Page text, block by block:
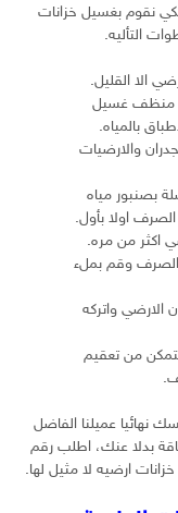
لكي نقوم بغسيل خزانات
التأليه.
الا القليل.
منظف غسيل
بالمياه.
والارضيات
بصنبور مياه
اولا بأول.
اكثر من مره.
الصرف وقم بملء
الارضي واتركه
من تعقيم
نهائيا عميلنا الفاضل
بدلا عنك، اطلب رقم
ارضيه لا مثيل لها.